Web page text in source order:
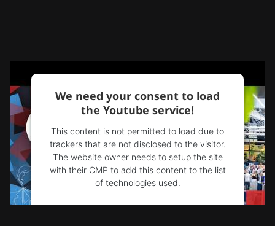
We need your consent to load
the Youtube service!
This content is not permitted to load due to
trackers that are not disclosed to the visitor.
The website owner needs to setup the site
with their CMP to add this content to the list
of technologies used.
Powered byUsercentrics Consent